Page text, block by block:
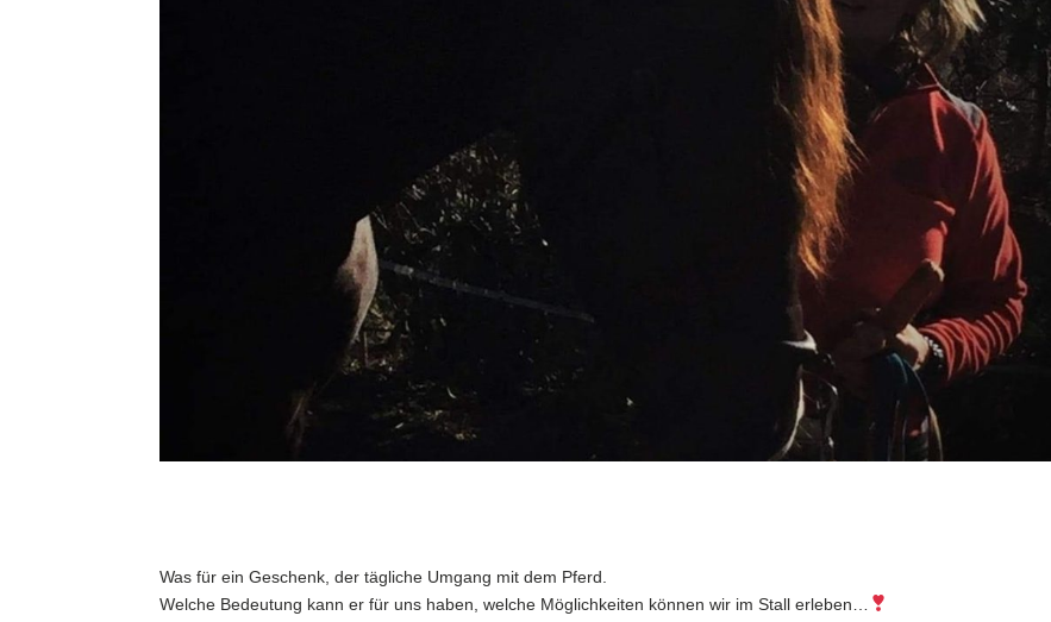
Was für ein Geschenk, der tägliche Umgang mit dem Pferd.
Welche Bedeutung kann er für uns haben, welche Möglichkeiten können wir im Stall erleben…